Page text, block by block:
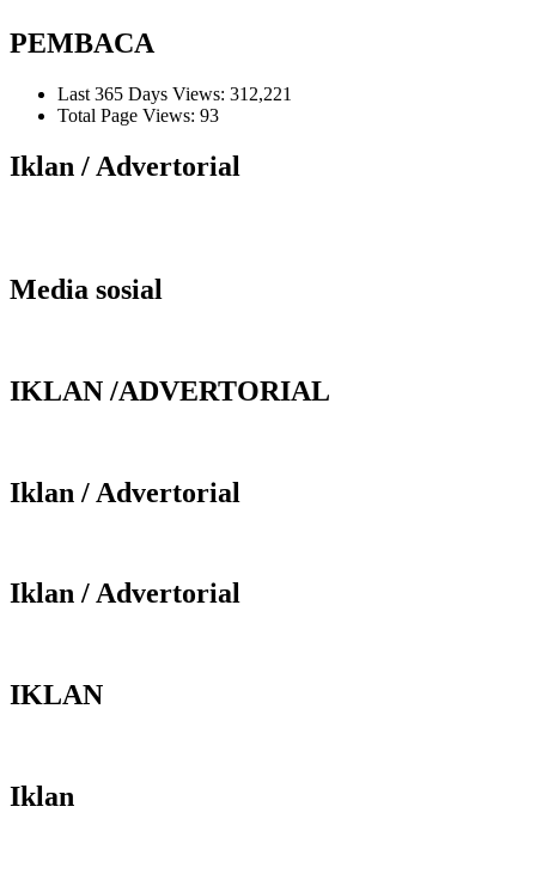
PEMBACA
Last 365 Days Views: 312,221
Total Page Views: 93
Iklan / Advertorial
Media sosial
IKLAN /ADVERTORIAL
Iklan / Advertorial
Iklan / Advertorial
IKLAN
Iklan